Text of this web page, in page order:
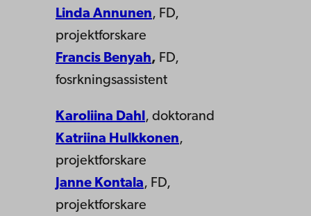
Linda Annunen, FD,
projektforskare
Francis Benyah, FD,
fosrkningsassistent
Karoliina Dahl, doktorand
Katriina Hulkkonen,
projektforskare
Janne Kontala, FD,
projektforskare